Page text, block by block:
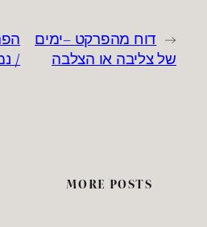
← דוח מהפרקט –ימים
של צליבה או הצלבה
/
MORE POSTS